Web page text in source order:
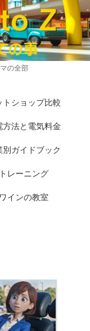
の全部
トショップ比較
方法と電気料金
別ガイドブック
トレーニング
ワインの教室